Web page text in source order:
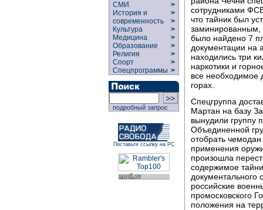
СМИ
>
История и
современность
>
>
Культура
>
Медицина
>
Образование
>
Религия
>
Спорт
>
Спецпрограммы >
подробный запрос
Поставьте ссылку на РС
сотрудниками
что тайник был
заминированным,
было найдено 7
документации на
находились три
наркотики и
все необходимое
горах.
Спецгруппа
Мартан на базу
вынудили группу
Объединенной
отобрать чемодан
применения
произошла
содержимое
российские
промосковского
положения на